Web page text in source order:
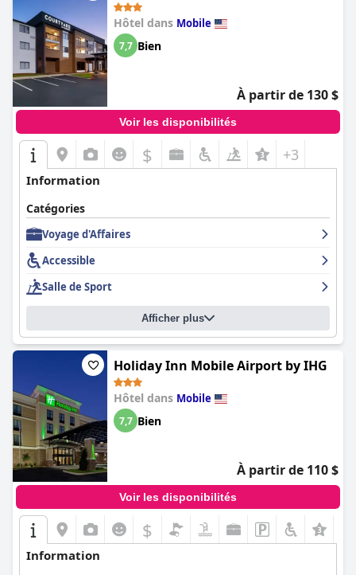
Hôtel dans Mobile
7,7 Bien
À partir de 130 $
Voir les disponibilités
$ +3
Information
Catégories
Voyage d'Affaires
Accessible
Salle de Sport
Afficher plus
Holiday Inn Mobile Airport by IHG
Hôtel dans Mobile
7,7 Bien
À partir de 110 $
Voir les disponibilités
$
Information